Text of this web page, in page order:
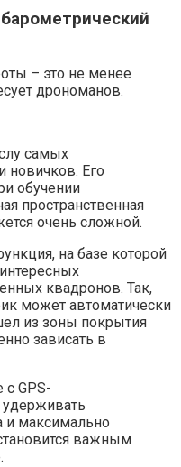
– это не менее
дрономанов.
самых
новичков. Его
обучении
пространственная
очень сложной.
на базе которой
квадронов. Так,
может автоматически
из зоны покрытия
зависать в
с GPS-
и максимально
важным